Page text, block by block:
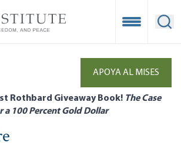
Open
APOYA AL MISES
Rothbard Giveaway Book! The Case
a 100 Percent Gold Dollar